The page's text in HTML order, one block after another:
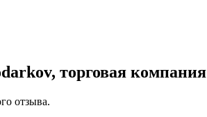
торговая компания
отзыва.